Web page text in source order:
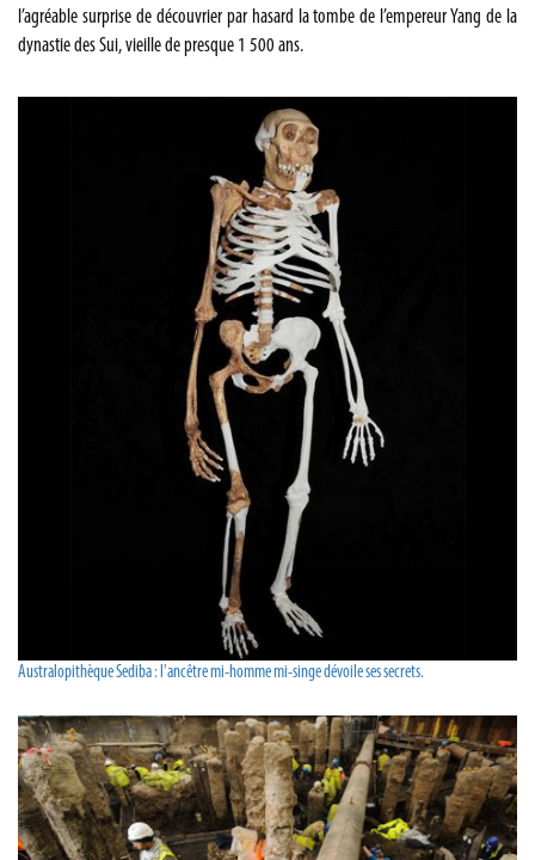
l’agréable surprise de découvrier par hasard la tombe de l’empereur Yang de la
dynastie des Sui, vieille de presque 1 500 ans.
Australopithèque Sediba : l'ancêtre mi-homme mi-singe dévoile ses secrets.